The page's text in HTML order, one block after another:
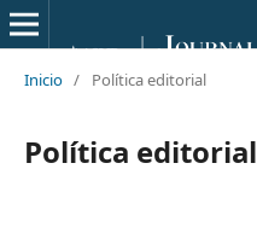
Inicio / Política editorial
Política editorial